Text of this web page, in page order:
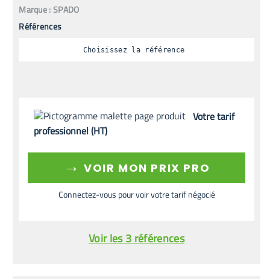
Marque :SPADO
Références
Choisissez la référence
Votre tarif
professionnel (HT)
→ VOIR MON PRIX PRO
Connectez-vous pour voir votre tarif négocié
Voir les 3 références